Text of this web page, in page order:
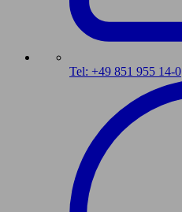
Tel: +49 851 955 14-0